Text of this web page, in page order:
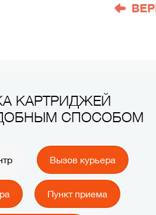
КАРТРИДЖЕЙ
СПОСОБОМ
Вызов курьера
Пункт приема